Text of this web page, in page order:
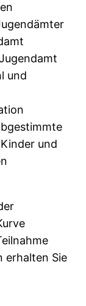
und
und
erhalten Sie